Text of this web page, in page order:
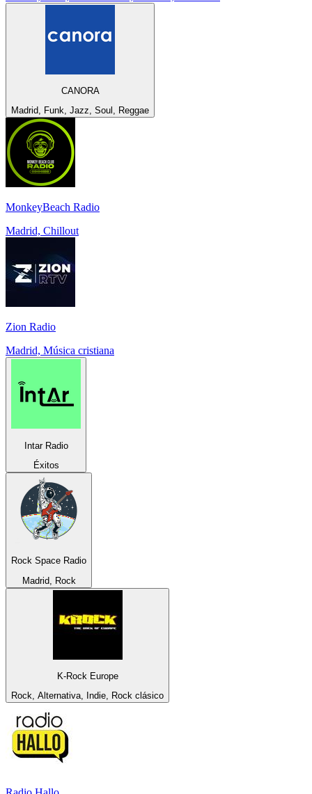
CANORA
Madrid, Funk, Jazz, Soul, Reggae
MonkeyBeach Radio
Madrid, Chillout
Zion Radio
Madrid, Música cristiana
Intar Radio
Éxitos
Rock Space Radio
Madrid, Rock
K-Rock Europe
Rock, Alternativa, Indie, Rock clásico